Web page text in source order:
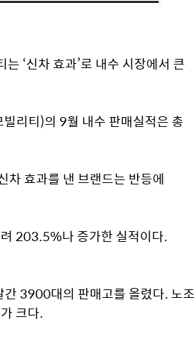
‘신차 효과’로 내수 시장에서 큰
리티)의 9월 내수 판매실적은 총
차 효과를 낸 브랜드는 반등에
203.5%나 증가한 실적이다.
3900대의 판매고를 올렸다. 노조
크다.